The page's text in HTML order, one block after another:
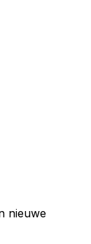
nieuwe